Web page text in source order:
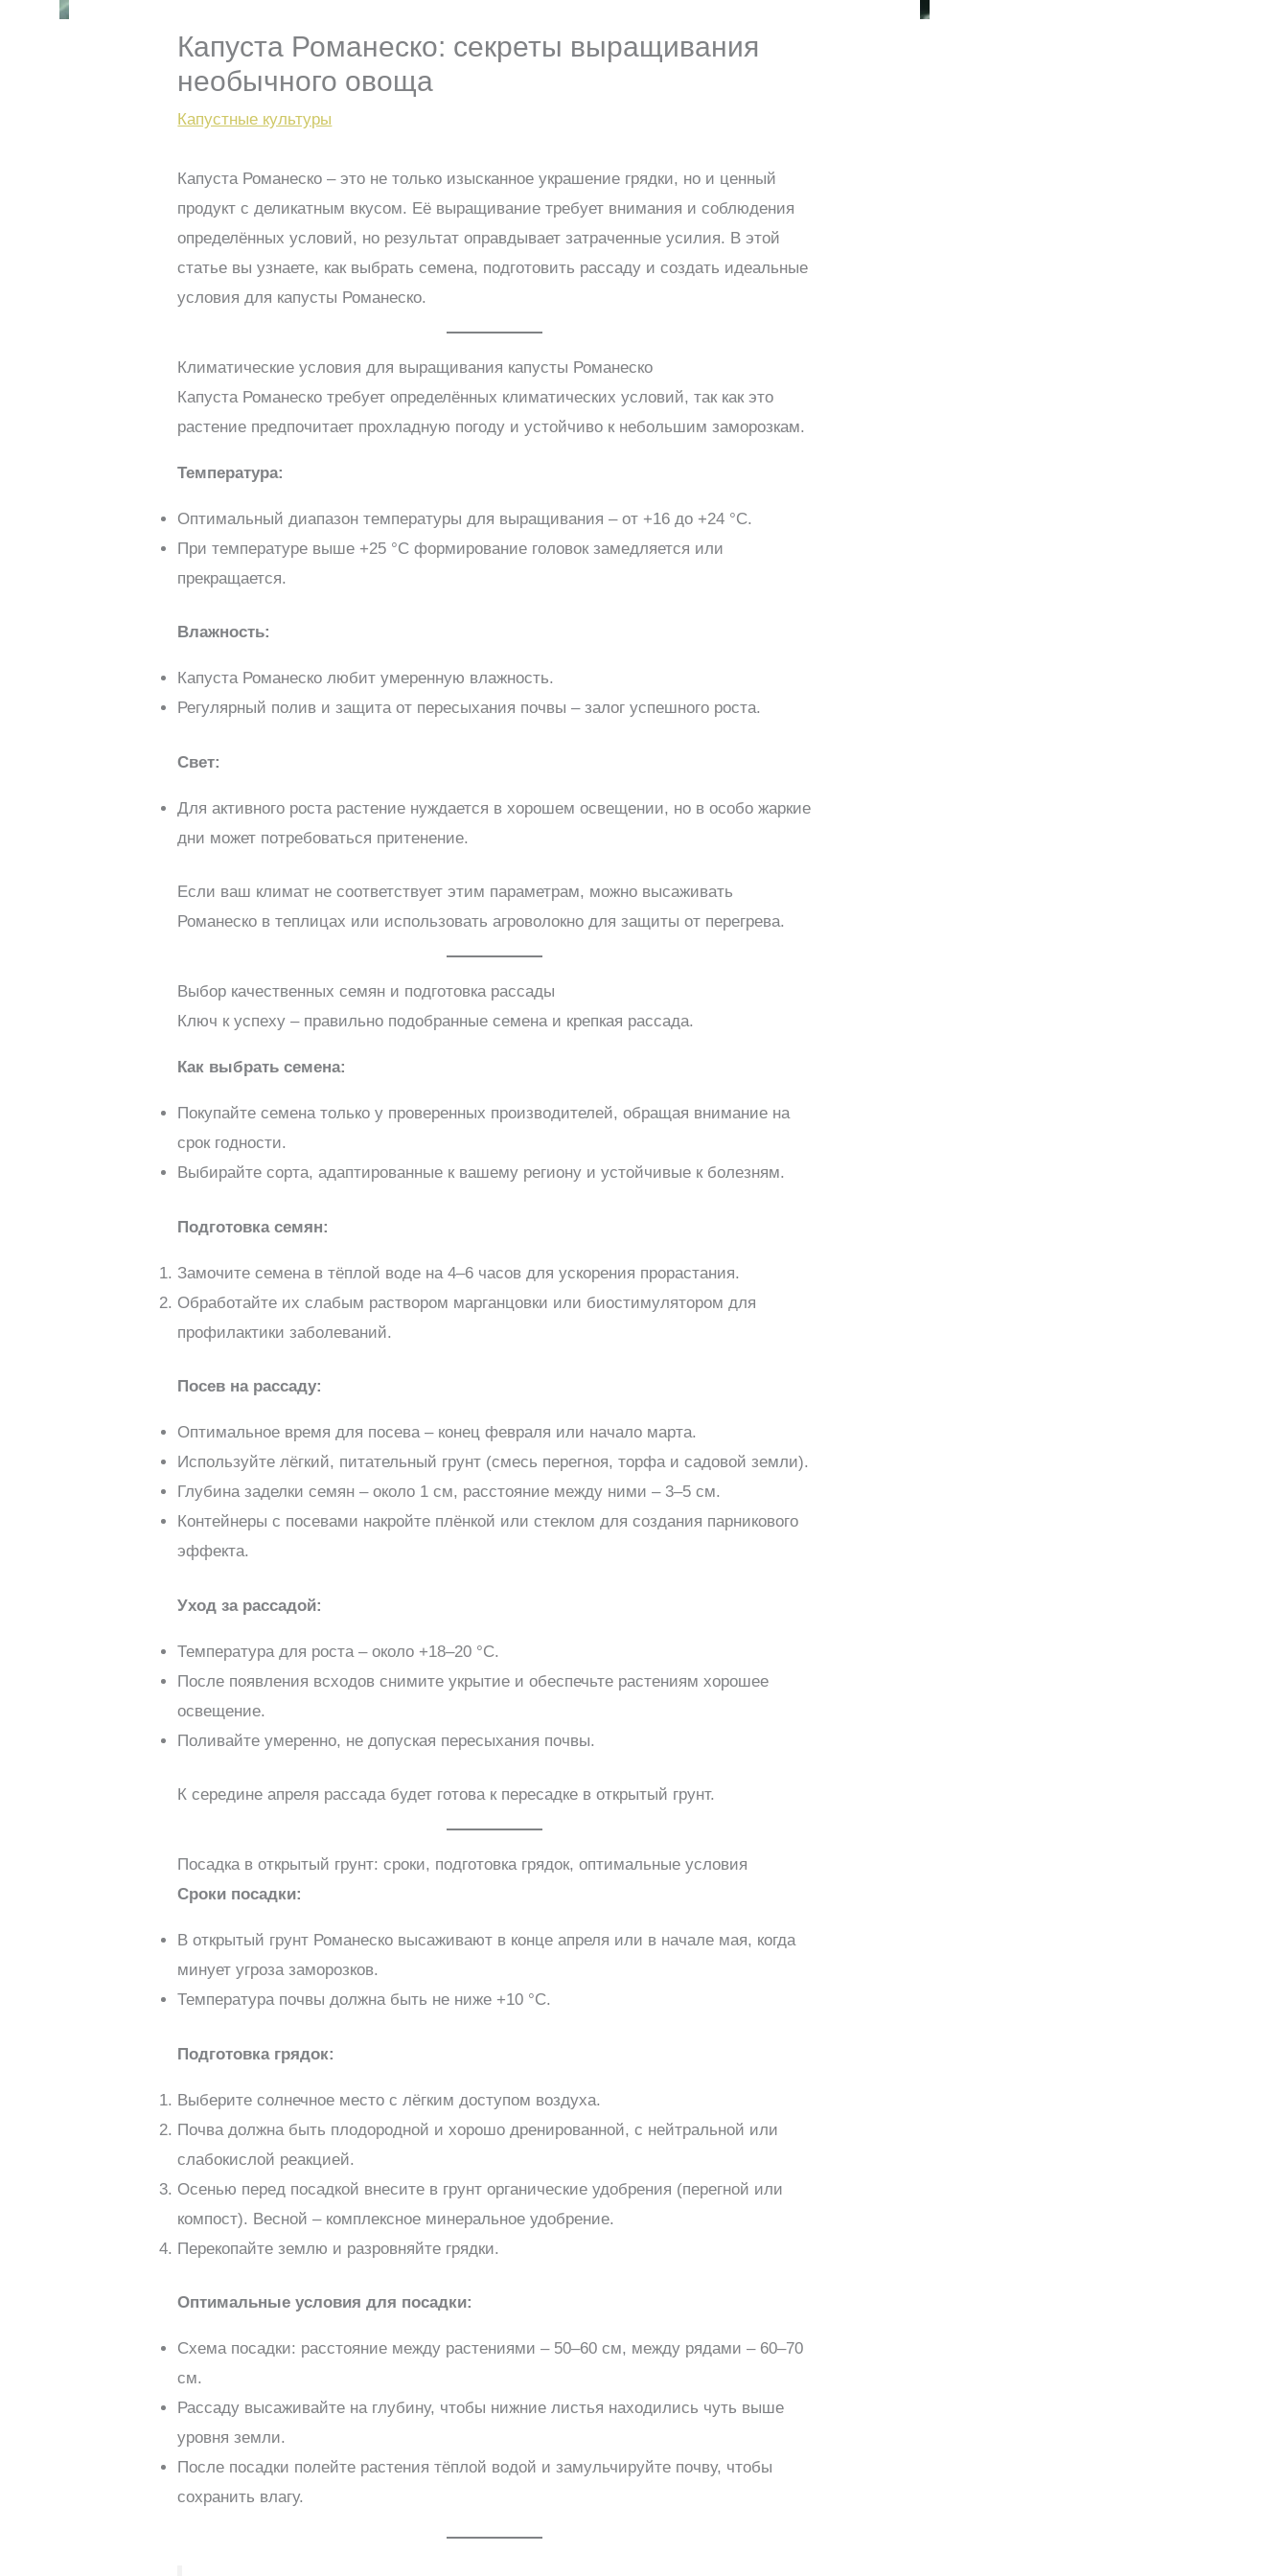
Капуста Романеско: секреты выращивания
необычного овоща
Капустные культуры
Капуста Романеско – это не только изысканное украшение грядки, но и ценный
продукт с деликатным вкусом. Её выращивание требует внимания и соблюдения
определённых условий, но результат оправдывает затраченные усилия. В этой
статье вы узнаете, как выбрать семена, подготовить рассаду и создать идеальные
условия для капусты Романеско.
Климатические условия для выращивания капусты Романеско
Капуста Романеско требует определённых климатических условий, так как это
растение предпочитает прохладную погоду и устойчиво к небольшим заморозкам.
Температура:
Оптимальный диапазон температуры для выращивания – от +16 до +24 °C.
При температуре выше +25 °C формирование головок замедляется или
прекращается.
Влажность:
Капуста Романеско любит умеренную влажность.
Регулярный полив и защита от пересыхания почвы – залог успешного роста.
Свет:
Для активного роста растение нуждается в хорошем освещении, но в особо жаркие
дни может потребоваться притенение.
Если ваш климат не соответствует этим параметрам, можно высаживать
Романеско в теплицах или использовать агроволокно для защиты от перегрева.
Выбор качественных семян и подготовка рассады
Ключ к успеху – правильно подобранные семена и крепкая рассада.
Как выбрать семена:
Покупайте семена только у проверенных производителей, обращая внимание на
срок годности.
Выбирайте сорта, адаптированные к вашему региону и устойчивые к болезням.
Подготовка семян:
Замочите семена в тёплой воде на 4–6 часов для ускорения прорастания.
Обработайте их слабым раствором марганцовки или биостимулятором для
профилактики заболеваний.
Посев на рассаду:
Оптимальное время для посева – конец февраля или начало марта.
Используйте лёгкий, питательный грунт (смесь перегноя, торфа и садовой земли).
Глубина заделки семян – около 1 см, расстояние между ними – 3–5 см.
Контейнеры с посевами накройте плёнкой или стеклом для создания парникового
эффекта.
Уход за рассадой:
Температура для роста – около +18–20 °C.
После появления всходов снимите укрытие и обеспечьте растениям хорошее
освещение.
Поливайте умеренно, не допуская пересыхания почвы.
К середине апреля рассада будет готова к пересадке в открытый грунт.
Посадка в открытый грунт: сроки, подготовка грядок, оптимальные условия
Сроки посадки:
В открытый грунт Романеско высаживают в конце апреля или в начале мая, когда
минует угроза заморозков.
Температура почвы должна быть не ниже +10 °C.
Подготовка грядок:
Выберите солнечное место с лёгким доступом воздуха.
Почва должна быть плодородной и хорошо дренированной, с нейтральной или
слабокислой реакцией.
Осенью перед посадкой внесите в грунт органические удобрения (перегной или
компост). Весной – комплексное минеральное удобрение.
Перекопайте землю и разровняйте грядки.
Оптимальные условия для посадки:
Схема посадки: расстояние между растениями – 50–60 см, между рядами – 60–70
см.
Рассаду высаживайте на глубину, чтобы нижние листья находились чуть выше
уровня земли.
После посадки полейте растения тёплой водой и замульчируйте почву, чтобы
сохранить влагу.